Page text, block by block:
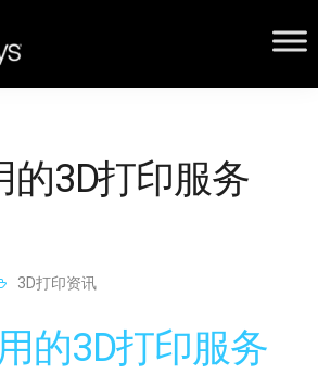
的3D打印服务
3D打印资讯
的3D打印服务